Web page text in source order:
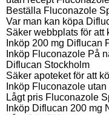
Beställa Fluconazole
Var man kan köpa
Säker webbplats för att
Inköp 200 mg Diflucan
Inköp Fluconazole På
Diflucan Stockholm
Säker apoteket för att
Inköp Fluconazole
Lågt pris Fluconazole
Inköp Diflucan 200 mg